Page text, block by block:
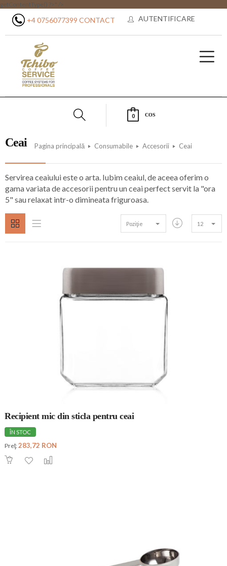
getContentType() ?>" />
+4 0756077399 CONTACT AUTENTIFICARE
0 COS
Ceai Pagina principală Consumabile Accesorii Ceai
Servirea ceaiului este o arta. Iubim ceaiul, de aceea oferim o
gama variata de accesorii pentru un ceai perfect servit la "ora
5" sau relaxat intr-o dimineata friguroasa.
12
Poziţie
Recipient mic din sticla pentru ceai
ÎN STOC
Preţ:283,72 RON